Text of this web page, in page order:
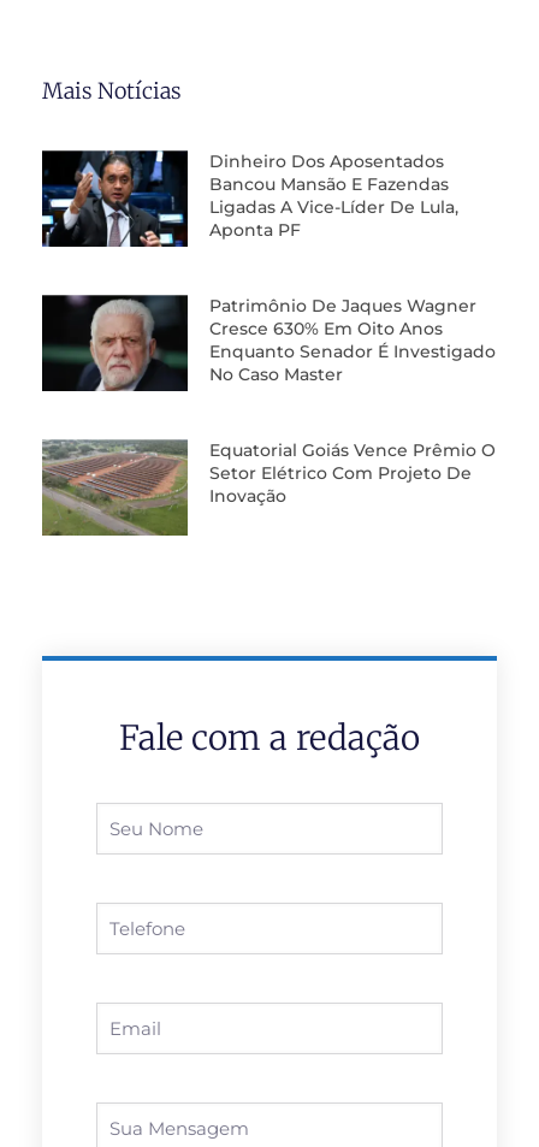
Mais Notícias
Dinheiro Dos Aposentados
Bancou Mansão E Fazendas
Ligadas A Vice-Líder De Lula,
Aponta PF
Patrimônio De Jaques Wagner
Cresce 630% Em Oito Anos
Enquanto Senador É Investigado
No Caso Master
Equatorial Goiás Vence Prêmio O
Setor Elétrico Com Projeto De
Inovação
Fale com a redação